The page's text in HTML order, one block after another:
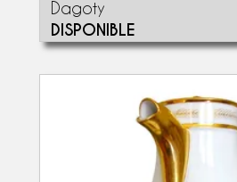
Dagoty
DISPONIBLE